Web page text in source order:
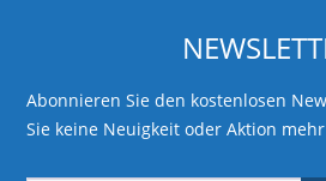
Abonnieren Sie den kostenlosen
Sie keine Neuigkeit oder Aktion mehr